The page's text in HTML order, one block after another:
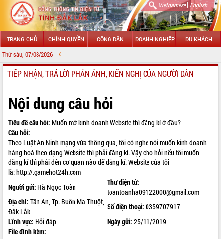
Vietnamese| English
TRANG CHỦ CHÍNH QUYỀN CÔNG DÂN DOANH NGHIỆP DU KHÁCH
Thứ sáu, 07/08/2026
GIỚI THIỆU
TIN TỨC SỰ KIỆN
SỞ, BAN, NGÀNH
UBND CÁC XÃ, PHƯỜNG
THÔNG TIN CHỈ ĐẠO ĐIỀU HÀNH
VĂN BẢN HĐND TỈNH
ĐIỂM TIN VĂN BẢN
TIẾP NHẬN, TRẢ LỜI PHẢN ÁNH, KIẾN NGHỊ CỦA NGƯỜI DÂN
Nội dung câu hỏi
Tiêu đề câu hỏi: Muốn mở kinh doanh Website thì đăng kí ở đâu?
Câu hỏi:
Theo Luật An Ninh mạng vừa thông qua, tôi có nghe nói muốn kinh doanh
hàng hoá theo dạng Website thì phải đăng kí. Vậy cho hỏi nếu tôi muốn
đăng kí thì phải đến cơ quan nào để đăng kí. Website của tôi
là:http://.gamehot24h.com
Người gửi: Hà Ngọc Toàn
Thư điện tử:
toantoanha09122000@gmail.com
Địa chỉ: Tân An, Tp. Buôn Ma Thuột,
Đắk Lắk
Số điện thoại: 0359707917
Lĩnh vực: Hỏi đáp Ngày gửi: 25/11/2019
File đính kèm: